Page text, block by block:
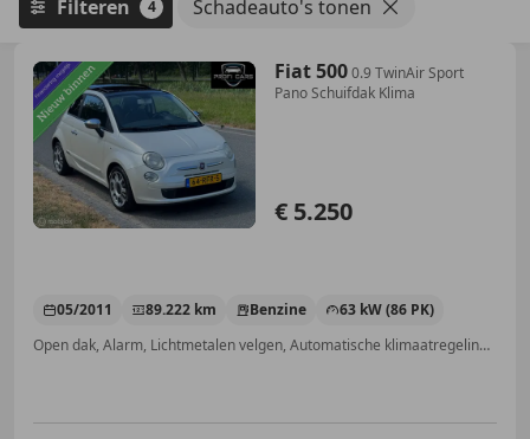
Filteren 4 Schadeauto's tonen
Fiat 5000.9 TwinAir Sport
Pano Schuifdak Klima
€ 5.250
05/2011 89.222 km Benzine
63 kW (86 PK)
Open dak, Alarm, Lichtmetalen velgen, Automatische klimaatregeling, Airconditioning, Spoiler, Multifunctioneel stuurwiel, Bluetooth